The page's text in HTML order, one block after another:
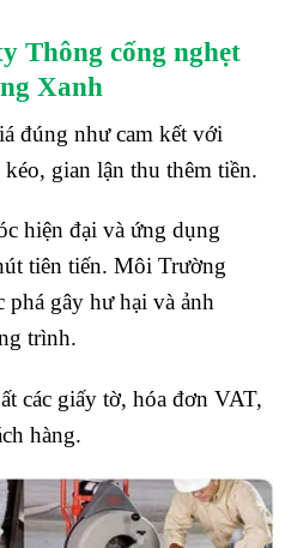
Thông cống nghẹt
Xanh
đúng như cam kết với
gian lận thu thêm tiền.
hiện đại và ứng dụng
tiên tiến. Môi Trường
gây hư hại và ảnh
trình.
các giấy tờ, hóa đơn VAT,
hàng.